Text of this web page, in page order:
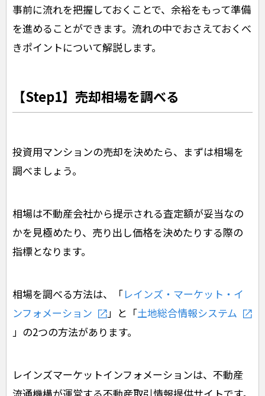
事前に流れを把握しておくことで、余裕をもって準備
を進めることができます。流れの中でおさえておくべ
きポイントについて解説します。
【Step1】売却相場を調べる
投資用マンションの売却を決めたら、まずは相場を
調べましょう。
相場は不動産会社から提示される査定額が妥当なの
かを見極めたり、売り出し価格を決めたりする際の
指標となります。
相場を調べる方法は、「レインズ・マーケット・イ
ンフォメーション
」と「土地総合情報システム
」の2つの方法があります。
レインズマーケットインフォメーションは、不動産